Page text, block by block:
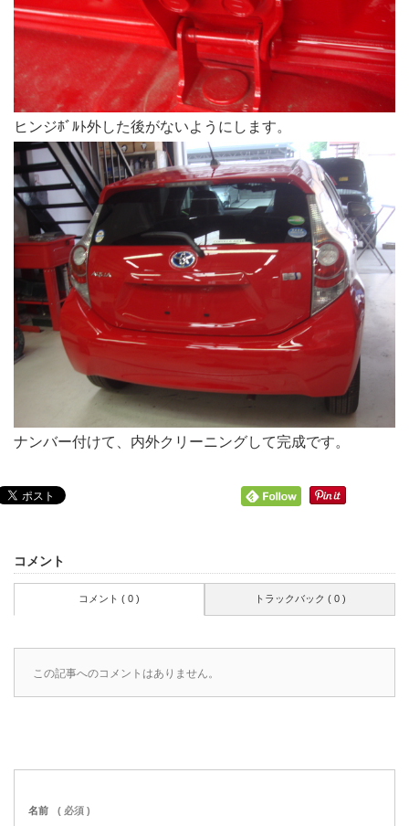
ヒンジﾎﾞﾙﾄ外した後がないようにします。
ナンバー付けて、内外クリーニングして完成です。
コメント
コメント ( 0 ) トラックバック ( 0 )
この記事へのコメントはありません。
名前 ( 必須 )